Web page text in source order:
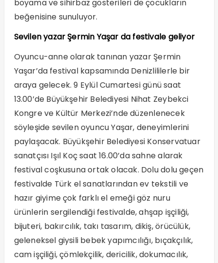
boyama ve sihirbaz gösterileri de çocukların
beğenisine sunuluyor.
Sevilen yazar Şermin Yaşar da festivale geliyor
Oyuncu-anne olarak tanınan yazar Şermin
Yaşar’da festival kapsamında Denizlililerle bir
araya gelecek. 9 Eylül Cumartesi günü saat
13.00’de Büyükşehir Belediyesi Nihat Zeybekci
Kongre ve Kültür Merkezi’nde düzenlenecek
söyleşide sevilen oyuncu Yaşar, deneyimlerini
paylaşacak. Büyükşehir Belediyesi Konservatuar
sanatçısı Işıl Koç saat 16.00’da sahne alarak
festival coşkusuna ortak olacak. Dolu dolu geçen
festivalde Türk el sanatlarından ev tekstili ve
hazır giyime çok farklı el emeği göz nuru
ürünlerin sergilendiği festivalde, ahşap işçiliği,
bijuteri, bakırcılık, takı tasarım, dikiş, örücülük,
geleneksel giysili bebek yapımcılığı, bıçakçılık,
cam işçiliği, çömlekçilik, dericilik, dokumacılık,